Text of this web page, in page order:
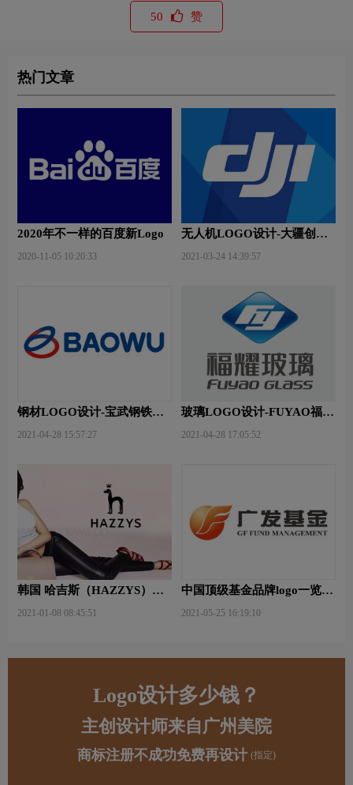
50 赞
热门文章
2020年不一样的百度新Logo
2020-11-05 10:20:33
无人机LOGO设计-大疆创新
2021-03-24 14:39:57
钢材LOGO设计-宝武钢铁品
2021-04-28 15:57:27
玻璃LOGO设计-FUYAO福耀
2021-04-28 17:05:52
韩国 哈吉斯（HAZZYS）品
2021-01-08 08:45:51
中国顶级基金品牌logo一览：
2021-05-25 16:19:10
Logo设计多少钱？
主创设计师来自广州美院
商标注册不成功免费再设计 (指定)